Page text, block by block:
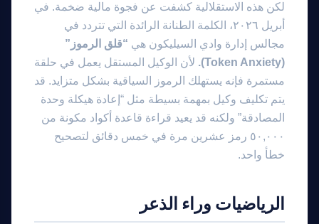
لكن هذه الاستقلالية كشفت عن فجوة مالية ضخمة. في
أبريل ٢٠٢٦، الكلمة الطنانة الرائدة التي تتردد في
مجالس إدارة وادي السيليكون هي “قلق الرموز”
(Token Anxiety).
لأن الوكيل المستقل يعمل في حلقة
مستمرة فإنه يستهلك الرموز السياقية بشكل متزايد. قد
يتم تكليف وكيل بمهمة بسيطة مثل “إعادة هيكلة وحدة
المصادقة” ولكنه قد يعيد قراءة قاعدة أكواد مكونة من
٥٠,٠٠٠ رمز عشرين مرة في خمس دقائق لتصحيح
خطأ واحد.
الرياضيات وراء الذعر